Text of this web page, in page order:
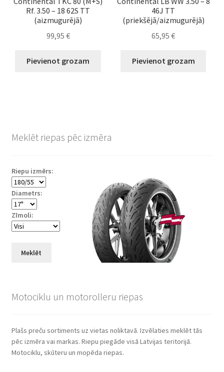
Rf. 3.50 – 18 62S TT
(aizmugurējā)
99,95 €
Pievienot grozam
46J TT
(priekšējā/aizmugurējā)
65,95€
Pievienot grozam
Meklēt riepas pēc izmēra
Riepu izmērs:
Diametrs:
Zīmoli:
Meklēt
Motociklu un motorolleru riepas
Plašs preču sortiments uz vietas noliktavā. Izvēlaties meklēt tās
pēc izmēra vai markas. Riepu piegāde visā Latvijas teritorijā.
Motociklu, skūteru un mopēda riepas.